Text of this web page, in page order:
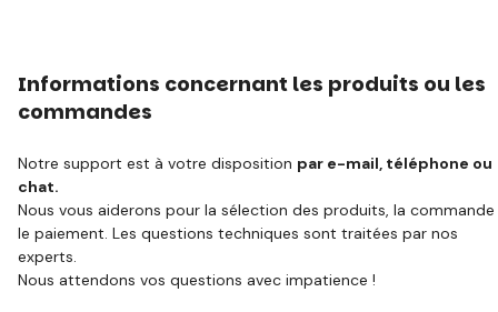
Informations concernant les produits ou les
commandes
Notre support est à votre disposition par e-mail, téléphone ou
chat.
Nous vous aiderons pour la sélection des produits, la
le paiement. Les questions techniques sont traitées par nos
experts.
Nous attendons vos questions avec impatience !